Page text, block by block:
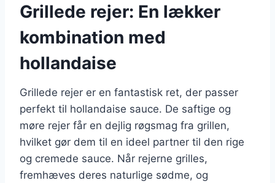
Grillede rejer: En lækker
kombination med
hollandaise
Grillede rejer er en fantastisk ret, der passer
perfekt til hollandaise sauce. De saftige og
møre rejer får en dejlig røgsmag fra grillen,
hvilket gør dem til en ideel partner til den rige
og cremede sauce. Når rejerne grilles,
fremhæves deres naturlige sødme, og